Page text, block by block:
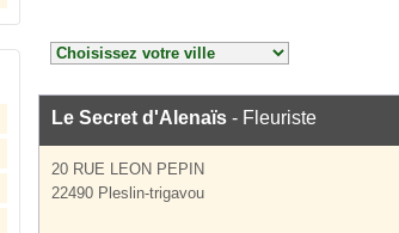
Le Secret d'Alenaïs - Fleuriste
20 RUE LEON PEPIN
22490 Pleslin-trigavou